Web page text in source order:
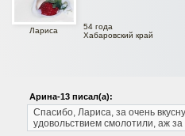
Лариса
54 года
Хабаровский край
Арина-13 писал(а):
Спасибо, Лариса, за очень
удовольствием смолотили, аж